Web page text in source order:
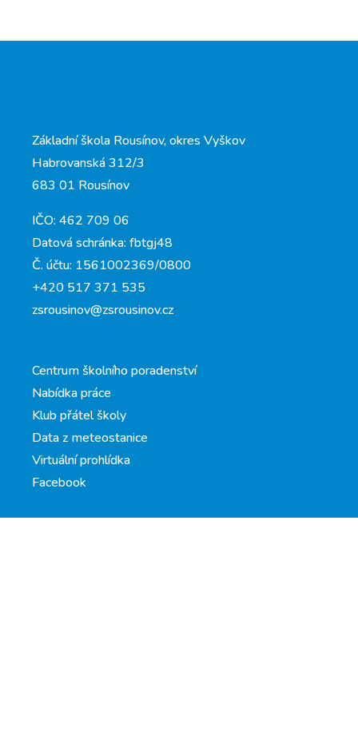
Základní škola Rousínov, okres Vyškov
Habrovanská 312/3
683 01 Rousínov
IČO: 462 709 06
Datová schránka: fbtgj48
Č. účtu: 1561002369/0800
+420 517 371 535
zsrousinov@zsrousinov.cz
Centrum školního poradenství
Nabídka práce
Klub přátel školy
Data z meteostanice
Virtuální prohlídka
Facebook